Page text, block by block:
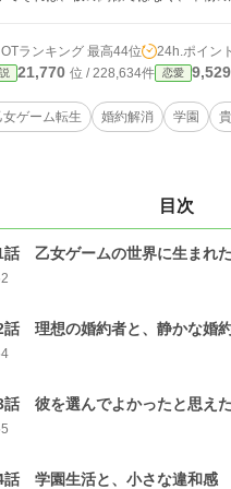
ランキング 最高44位 24h.ポイント
21,770 位 / 228,634件 恋愛 9,529
女ゲーム転生 婚約解消 学園
目次
話 乙女ゲームの世界に生まれ
話 理想の婚約者と、静かな婚
話 彼を選んでよかったと思え
話 学園生活と、小さな違和感